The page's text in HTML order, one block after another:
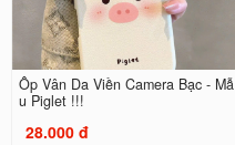
Ốp Vân Da Viền Camera Bạc - Mẫ
u Piglet !!!
28.000 đ